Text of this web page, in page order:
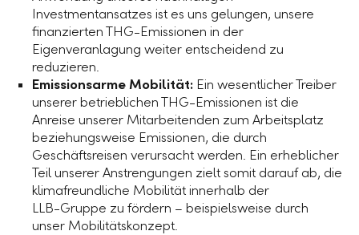
Investmentansatzes ist es uns gelungen, unsere
finanzierten THG-Emissionen in der
Eigenveranlagung weiter entscheidend zu
reduzieren.
Emissionsarme Mobilität: Ein wesentlicher Treiber
unserer betrieblichen THG-Emissionen ist die
Anreise unserer Mitarbeitenden zum Arbeitsplatz
beziehungsweise Emissionen, die durch
Geschäftsreisen verursacht werden. Ein erheblicher
Teil unserer Anstrengungen zielt somit darauf ab, die
klimafreundliche Mobilität innerhalb der
LLB-Gruppe zu fördern – beispielsweise durch
unser Mobilitätskonzept.